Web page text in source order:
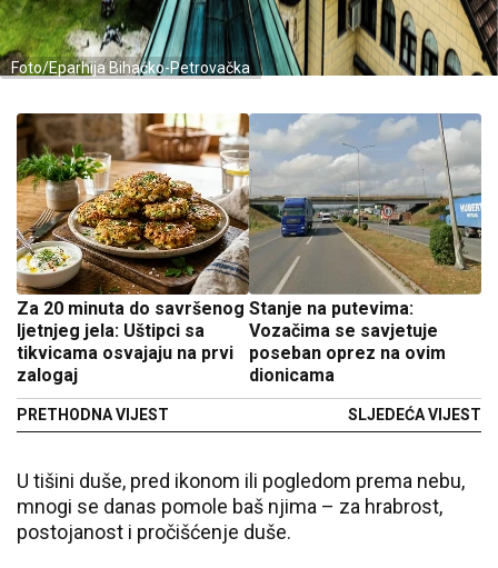
Foto/Eparhija Bihaćko-Petrovačka
Za 20 minuta do savršenog
ljetnjeg jela: Uštipci sa
tikvicama osvajaju na prvi
zalogaj
PRETHODNA VIJEST
Stanje na putevima:
Vozačima se savjetuje
poseban oprez na ovim
dionicama
SLJEDEĆA VIJEST
U tišini duše, pred ikonom ili pogledom prema nebu,
mnogi se danas pomole baš njima – za hrabrost,
postojanost i pročišćenje duše.